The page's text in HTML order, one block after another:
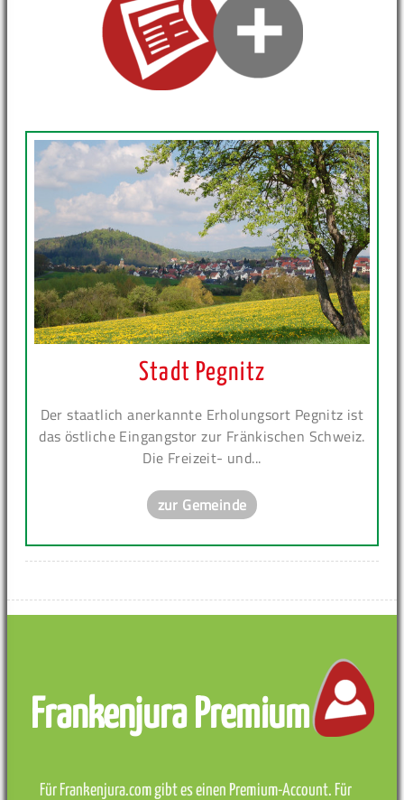
Stadt Pegnitz
Der staatlich anerkannte Erholungsort Pegnitz ist
das östliche Eingangstor zur Fränkischen Schweiz.
Die Freizeit- und...
zur Gemeinde
Frankenjura Premium
Für Frankenjura.com gibt es einen Premium-Account. Für